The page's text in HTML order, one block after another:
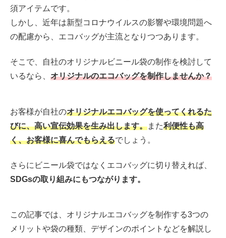
須アイテムです。
しかし、近年は新型コロナウイルスの影響や環境問題へ
の配慮から、エコバッグが主流となりつつあります。
そこで、自社のオリジナルビニール袋の制作を検討して
いるなら、 オリジナルのエコバッグを制作しませんか？
お客様が自社のオリジナルエコバッグを使ってくれるた
びに、高い宣伝効果を生み出します。また利便性も高
く、お客様に喜んでもらえるでしょう。
さらにビニール袋ではなくエコバッグに切り替えれば、
SDGsの取り組みにもつながります。
この記事では、オリジナルエコバッグを制作する3つの
メリットや袋の種類、デザインのポイントなどを解説し